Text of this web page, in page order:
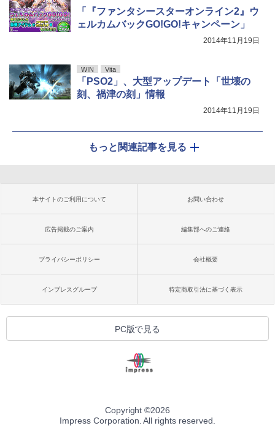
「『ファンタシースターオンライン2』ウ
ェルカムバックGO!GO!キャンペーン」
2014年11月19日
WIN Vita
「PSO2」、大型アップデート「世壊の
刻、禍津の刻」情報
2014年11月19日
もっと関連記事を見る
本サイトのご利用について お問い合わせ
広告掲載のご案内 編集部へのご連絡
プライバシーポリシー 会社概要
インプレスグループ 特定商取引法に基づく表示
PC版で見る
Copyright ©2026
Impress Corporation. All rights reserved.